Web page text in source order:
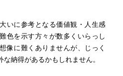
いに参考となる価値観・人生感
色を示す方々が数多くいらっし
像に難くありませんが、じっく
納得があるかもしれません。